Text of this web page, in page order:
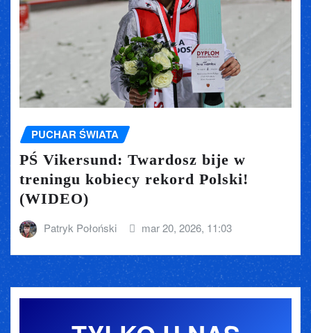
PUCHAR ŚWIATA
PŚ Vikersund: Twardosz bije w
treningu kobiecy rekord Polski!
(WIDEO)
Patryk Połoński mar 20, 2026, 11:03